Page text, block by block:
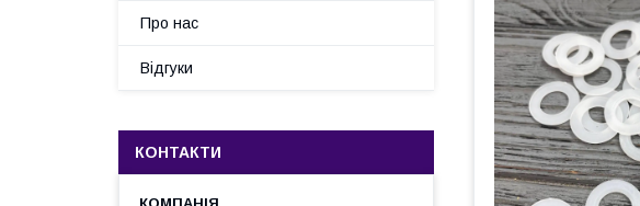
Про нас
Відгуки
КОНТАКТИ